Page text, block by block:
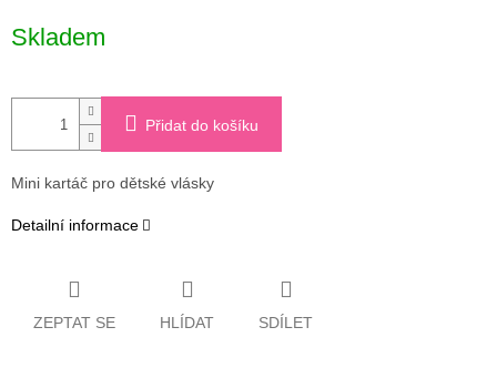
cena:
Skladem
Přidat do košíku
Mini kartáč pro dětské vlásky
Detailní informace
ZEPTAT SE HLÍDAT SDÍLET